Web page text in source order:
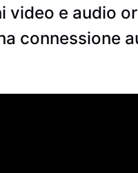
video e audio
connessione